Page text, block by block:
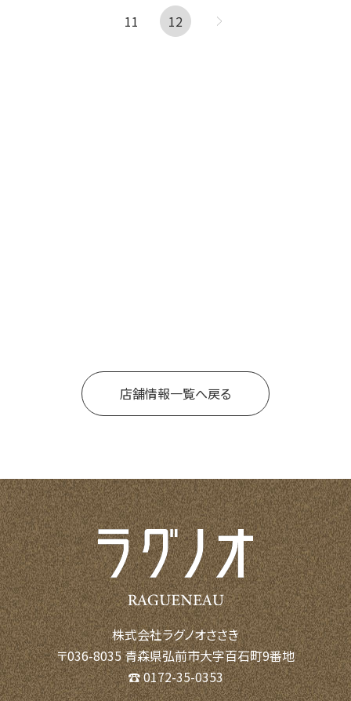
11
12
店舗情報一覧へ戻る
株式会社ラグノオささき
〒036-8035 青森県弘前市大字百石町9番地
☎ 0172-35-0353